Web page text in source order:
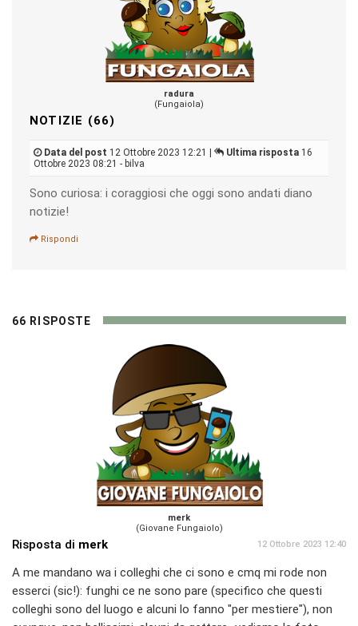
radura
(Fungaiola)
NOTIZIE (66)
Data del post 12 Ottobre 2023 12:21 | Ultima risposta 16
Ottobre 2023 08:21 - bilva
Sono curiosa: i coraggiosi che oggi sono andati diano
notizie!
Rispondi
66 RISPOSTE
merk
(Giovane Fungaiolo)
Risposta di merk 12 Ottobre 2023 12:40
A me mandano wa i colleghi che ci sono e cmq mi rode non
esserci (sic!): funghi ce ne sono pare (specifico che questi
colleghi sono del luogo e alcuni lo fanno "per mestiere"), non